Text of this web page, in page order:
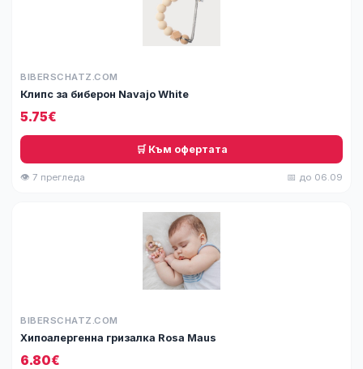
BIBERSCHATZ.COM
Клипс за биберон Navajo White
5.75€
🛒 Към офертата
👁 7 прегледа 📅 до 06.09
BIBERSCHATZ.COM
Хипоалергенна гризалка Rosa Maus
6.80€